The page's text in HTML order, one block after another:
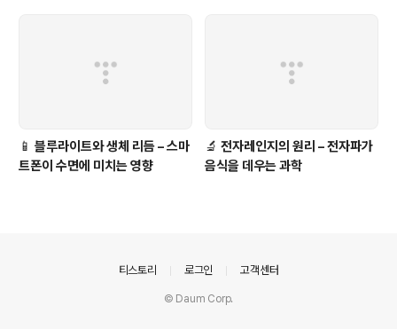
📱 블루라이트와 생체 리듬 – 스마
트폰이 수면에 미치는 영향
🔬 전자레인지의 원리 – 전자파가
음식을 데우는 과학
티스토리 로그인 고객센터
© Daum Corp.